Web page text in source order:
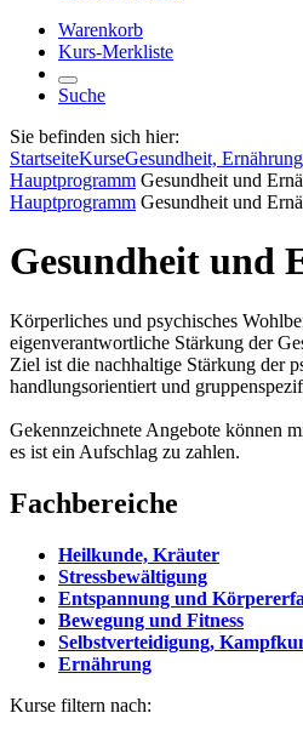
Warenkorb
Kurs-Merkliste
Suche
Sie befinden sich hier:
StartseiteKurseGesundheit,
Hauptprogramm Gesundheit und
Hauptprogramm Gesundheit und
Gesundheit und
Körperliches und psychisches
eigenverantwortliche Stärkung der
Ziel ist die nachhaltige Stärkung der
handlungsorientiert und
Gekennzeichnete Angebote können
es ist ein Aufschlag zu zahlen.
Fachbereiche
Heilkunde, Kräuter
Stressbewältigung
Entspannung und
Bewegung und Fitness
Selbstverteidigung,
Ernährung
Kurse filtern nach: